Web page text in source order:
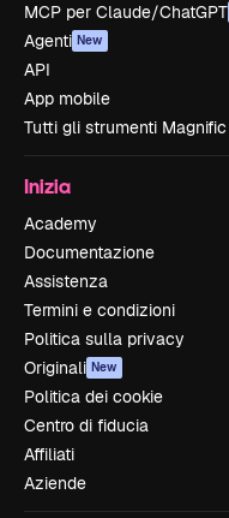
MCP per Claude/ChatGPT
Agenti New
API
App mobile
Tutti gli strumenti Magnific
Inizia
Academy
Documentazione
Assistenza
Termini e condizioni
Politica sulla privacy
Originali New
Politica dei cookie
Centro di fiducia
Affiliati
Aziende